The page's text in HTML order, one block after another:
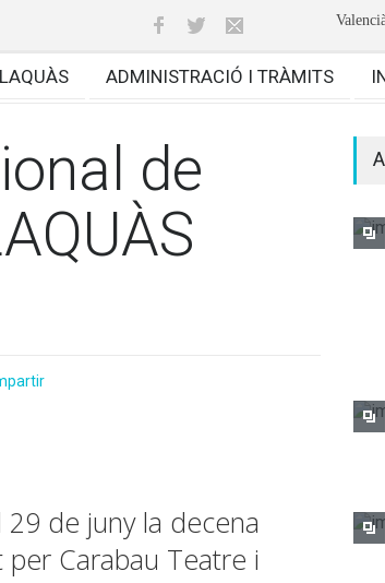
ADMINISTRACIÓ I TRÀMITS
de
de juny la decena
Carabau Teatre i